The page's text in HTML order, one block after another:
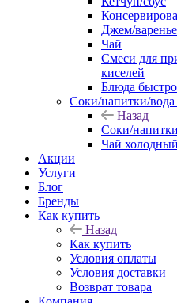
Джем/
Чай
Смеси для
киселей
Блюда
Соки/напитки/вода
Назад
Соки/
Чай холодный
Акции
Услуги
Блог
Бренды
Как купить
Назад
Как купить
Условия оплаты
Условия доставки
Возврат товара